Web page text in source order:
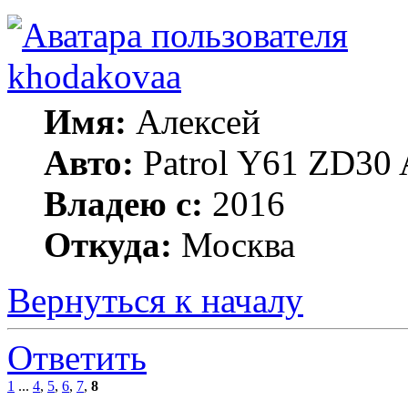
khodakovaa
Имя: Алексей
Авто: Patrol Y61 ZD30
Владею с: 2016
Откуда: Москва
Вернуться к началу
Ответить
1 ... 4, 5, 6, 7, 8